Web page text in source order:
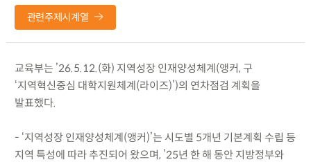
관련주제시계열
교육부는 ’26.5.12.(화) 지역성장 인재양성체계(앵커, 구
‘지역혁신중심 대학지원체계(라이즈)’)의 연차점검 계획을
발표했다.
- ‘지역성장 인재양성체계(앵커)’는 시도별 5개년 기본계획 수립 등
지역 특성에 따라 추진되어 왔으며, ’25년 한 해 동안 지방정부와